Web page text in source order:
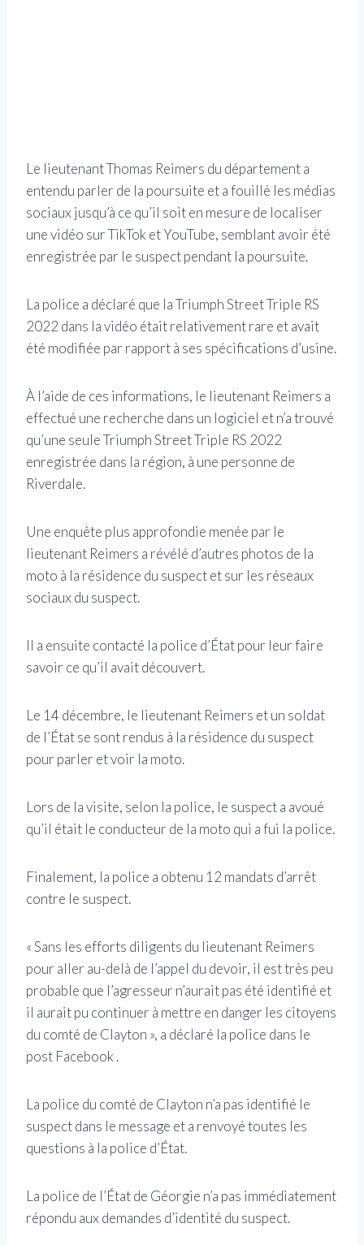
Le lieutenant Thomas Reimers du département a
entendu parler de la poursuite et a fouillé les médias
sociaux jusqu’à ce qu’il soit en mesure de localiser
une vidéo sur TikTok et YouTube, semblant avoir été
enregistrée par le suspect pendant la poursuite.
La police a déclaré que la Triumph Street Triple RS
2022 dans la vidéo était relativement rare et avait
été modifiée par rapport à ses spécifications d’usine.
À l’aide de ces informations, le lieutenant Reimers a
effectué une recherche dans un logiciel et n’a trouvé
qu’une seule Triumph Street Triple RS 2022
enregistrée dans la région, à une personne de
Riverdale.
Une enquête plus approfondie menée par le
lieutenant Reimers a révélé d’autres photos de la
moto à la résidence du suspect et sur les réseaux
sociaux du suspect.
Il a ensuite contacté la police d’État pour leur faire
savoir ce qu’il avait découvert.
Le 14 décembre, le lieutenant Reimers et un soldat
de l’État se sont rendus à la résidence du suspect
pour parler et voir la moto.
Lors de la visite, selon la police, le suspect a avoué
qu’il était le conducteur de la moto qui a fui la police.
Finalement, la police a obtenu 12 mandats d’arrêt
contre le suspect.
« Sans les efforts diligents du lieutenant Reimers
pour aller au-delà de l’appel du devoir, il est très peu
probable que l’agresseur n’aurait pas été identifié et
il aurait pu continuer à mettre en danger les citoyens
du comté de Clayton », a déclaré la police dans le
post Facebook .
La police du comté de Clayton n’a pas identifié le
suspect dans le message et a renvoyé toutes les
questions à la police d’État.
La police de l’État de Géorgie n’a pas immédiatement
répondu aux demandes d’identité du suspect.